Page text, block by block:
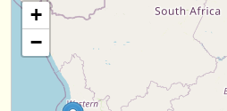
求人情報 (管理者関連の職)
degree courses
講習会
+
−